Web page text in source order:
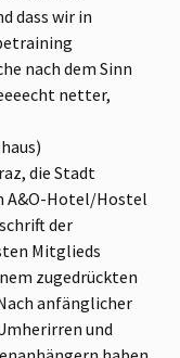
dass wir in
nach dem Sinn
netter,
die Stadt
A&O-Hotel/Hostel
der
Mitglieds
zugedrückten
anfänglicher
und